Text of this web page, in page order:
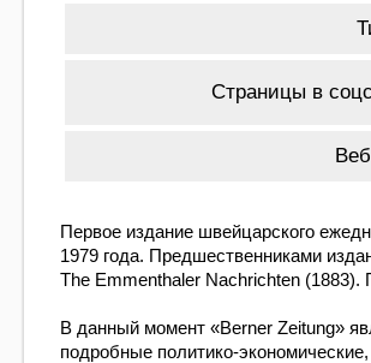
Страницы в
Первое издание швейцарского
1979 года. Предшественниками
The Emmenthaler Nachrichten (1883).
В данный момент «Berner Zeitung»
подробные политико-